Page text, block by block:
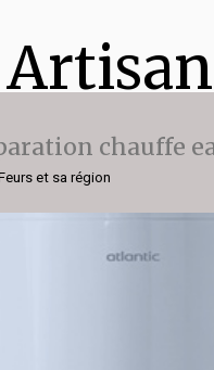
chauffe
et sa région